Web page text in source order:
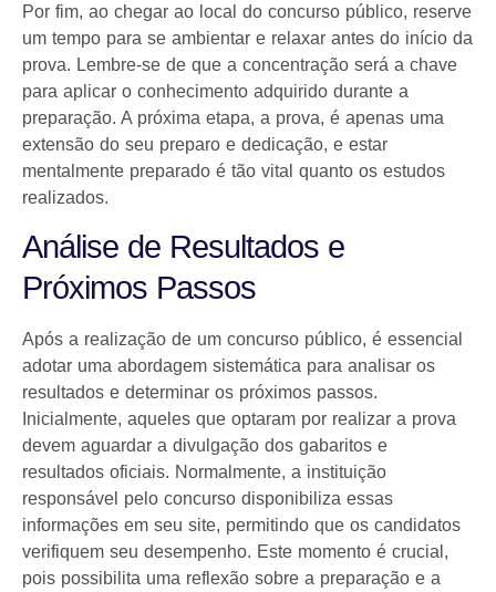
Por fim, ao chegar ao local do concurso público, reserve
um tempo para se ambientar e relaxar antes do início da
prova. Lembre-se de que a concentração será a chave
para aplicar o conhecimento adquirido durante a
preparação. A próxima etapa, a prova, é apenas uma
extensão do seu preparo e dedicação, e estar
mentalmente preparado é tão vital quanto os estudos
realizados.
Análise de Resultados e
Próximos Passos
Após a realização de um concurso público, é essencial
adotar uma abordagem sistemática para analisar os
resultados e determinar os próximos passos.
Inicialmente, aqueles que optaram por realizar a prova
devem aguardar a divulgação dos gabaritos e
resultados oficiais. Normalmente, a instituição
responsável pelo concurso disponibiliza essas
informações em seu site, permitindo que os candidatos
verifiquem seu desempenho. Este momento é crucial,
pois possibilita uma reflexão sobre a preparação e a